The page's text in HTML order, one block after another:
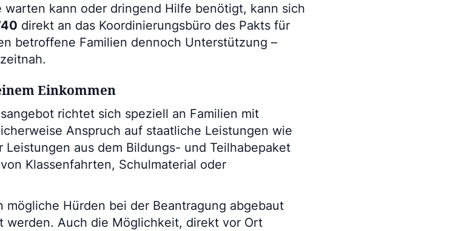
warten kann oder dringend Hilfe benötigt, kann sich
direkt an das Koordinierungsbüro des Pakts für
betroffene Familien dennoch Unterstützung –
Einkommen
richtet sich speziell an Familien mit
Anspruch auf staatliche Leistungen wie
aus dem Bildungs- und Teilhabepaket
Klassenfahrten, Schulmaterial oder
mögliche Hürden bei der Beantragung abgebaut
werden. Auch die Möglichkeit, direkt vor Ort